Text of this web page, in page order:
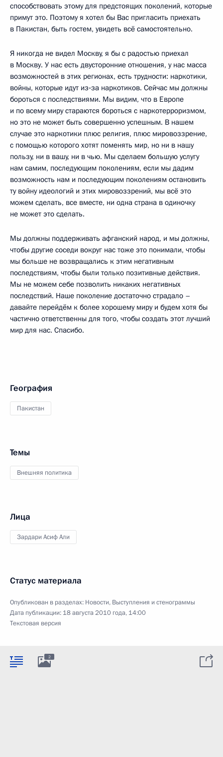
способствовать этому для предстоящих поколений, которые
примут это. Поэтому я хотел бы Вас пригласить приехать
в Пакистан, быть гостем, увидеть всё самостоятельно.
Я никогда не видел Москву, я бы с радостью приехал
в Москву. У нас есть двусторонние отношения, у нас масса
возможностей в этих регионах, есть трудности: наркотики,
войны, которые идут из‑за наркотиков. Сейчас мы должны
бороться с последствиями. Мы видим, что в Европе
и по всему миру стараются бороться с наркотерроризмом,
но это не может быть совершенно успешным. В нашем
случае это наркотики плюс религия, плюс мировоззрение,
с помощью которого хотят поменять мир, но ни в нашу
пользу, ни в вашу, ни в чью. Мы сделаем большую услугу
нам самим, последующим поколениям, если мы дадим
возможность нам и последующим поколениям остановить
ту войну идеологий и этих мировоззрений, мы всё это
можем сделать, все вместе, ни одна страна в одиночку
не может это сделать.
Мы должны поддерживать афганский народ, и мы должны,
чтобы другие соседи вокруг нас тоже это понимали, чтобы
мы больше не возвращались к этим негативным
последствиям, чтобы были только позитивные действия.
Мы не можем себе позволить никаких негативных
последствий. Наше поколение достаточно страдало –
давайте перейдём к более хорошему миру и будем хотя бы
частично ответственны для того, чтобы создать этот лучший
мир для нас. Спасибо.
География
Пакистан
Темы
Внешняя политика
Лица
Зардари Асиф Али
Статус материала
Опубликован в разделах: Новости, Выступления и стенограммы
Дата публикации: 18 августа 2010 года, 14:00
Текстовая версия
2